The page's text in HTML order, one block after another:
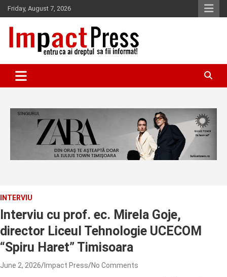
Skip
to
content
Friday, August 7, 2026
IMPACTPRESS
INTERVIU
Interviu cu prof. ec. Mirela Goje,
director Liceul Tehnologie UCECOM
“Spiru Haret” Timisoara
June 2, 2026 Impact Press No Comments